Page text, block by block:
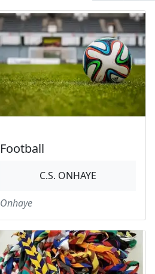
Football
C.S. ONHAYE
Onhaye